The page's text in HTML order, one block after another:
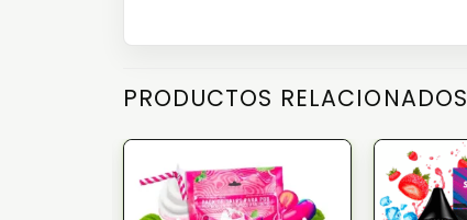
PRODUCTOS RELACIONADOS